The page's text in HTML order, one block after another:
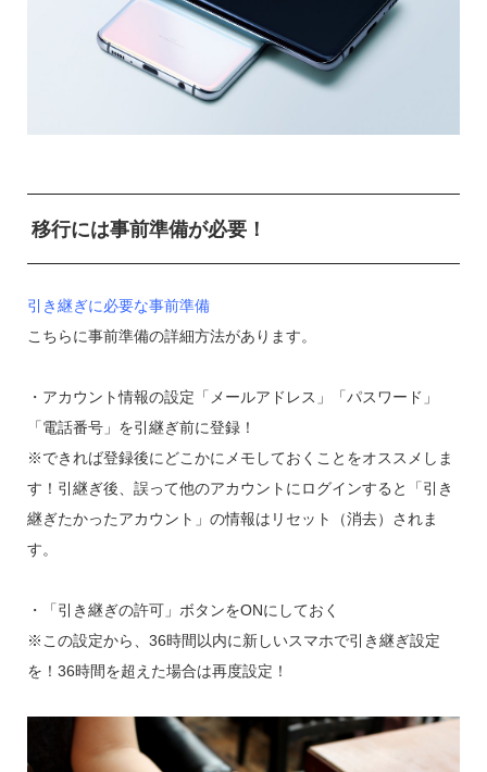
移行には事前準備が必要！
引き継ぎに必要な事前準備
こちらに事前準備の詳細方法があります。
・アカウント情報の設定「メールアドレス」「パスワード」
「電話番号」を引継ぎ前に登録！
※できれば登録後にどこかにメモしておくことをオススメしま
す！引継ぎ後、誤って他のアカウントにログインすると「引き
継ぎたかったアカウント」の情報はリセット（消去）されま
す。
・「引き継ぎの許可」ボタンをONにしておく
※この設定から、36時間以内に新しいスマホで引き継ぎ設定
を！36時間を超えた場合は再度設定！